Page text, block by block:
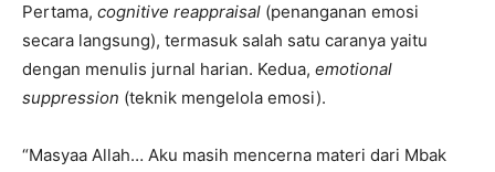
Pertama, cognitive reappraisal (penanganan emosi
secara langsung), termasuk salah satu caranya yaitu
dengan menulis jurnal harian. Kedua, emotional
suppression (teknik mengelola emosi).
“Masyaa Allah… Aku masih mencerna materi dari Mbak